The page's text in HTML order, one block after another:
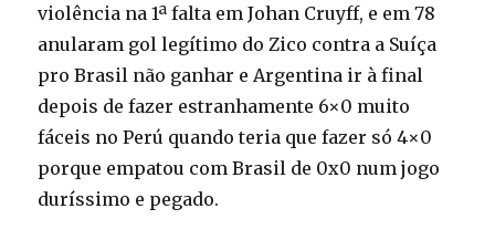
violência na 1ª falta em Johan Cruyff, e em 78
anularam gol legítimo do Zico contra a Suíça
pro Brasil não ganhar e Argentina ir à final
depois de fazer estranhamente 6×0 muito
fáceis no Perú quando teria que fazer só 4×0
porque empatou com Brasil de 0x0 num jogo
duríssimo e pegado.